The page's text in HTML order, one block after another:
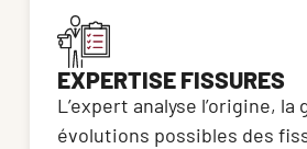
EXPERTISE FISSURES
L’expert analyse l’origine,
évolutions possibles des